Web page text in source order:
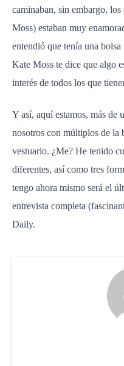
caminaban, sin embargo,
Moss) estaban muy
entendió que tenía una
Kate Moss te dice que algo
interés de todos los que
Y así, aquí estamos, más de
nosotros con múltiplos de la
vestuario. ¿Me? He tenido
diferentes, así como tres
tengo ahora mismo será el
entrevista completa
Daily.